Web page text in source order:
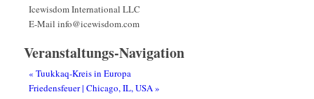
Icewisdom International LLC
E-Mail info@icewisdom.com
Veranstaltungs-Navigation
« Tuukkaq-Kreis in Europa
Friedensfeuer | Chicago, IL, USA»